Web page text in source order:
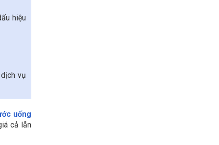
hiệu
vụ
uống
cả lẫn